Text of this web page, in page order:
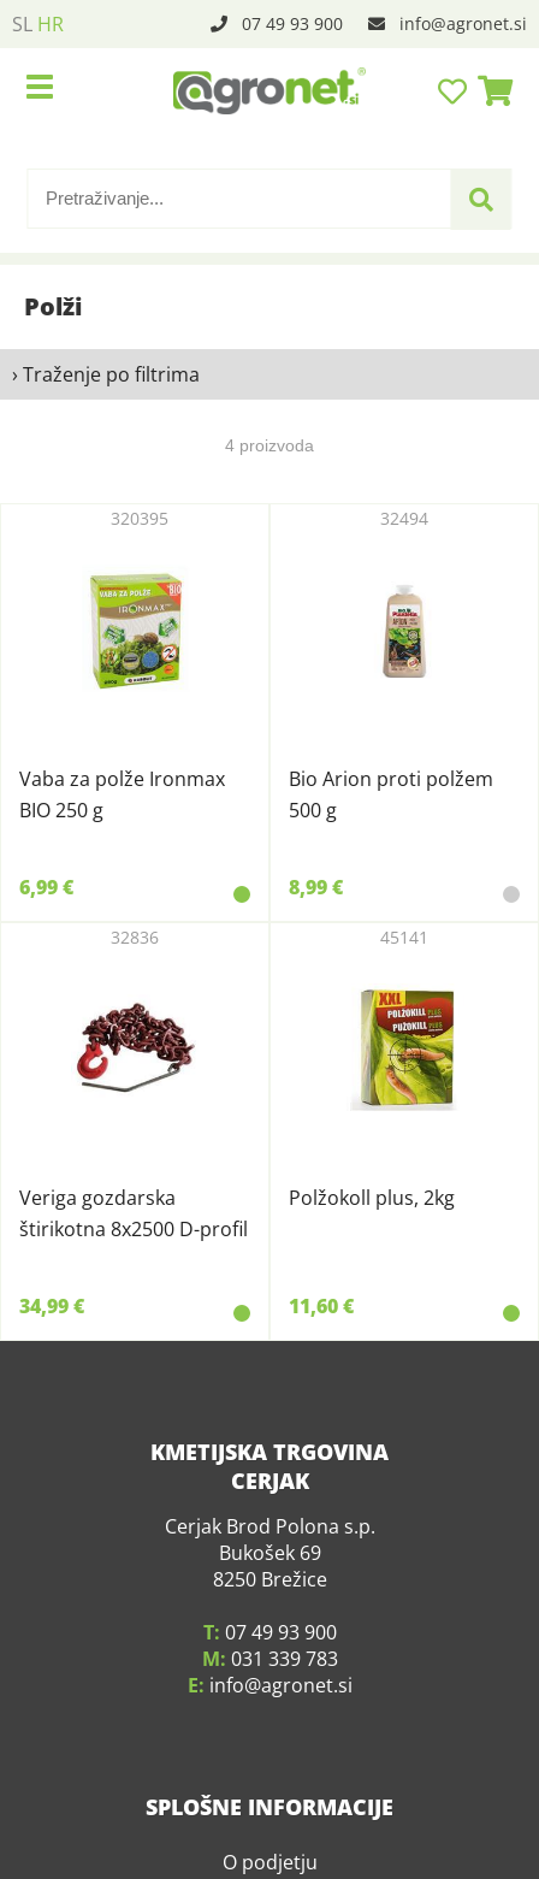
SL HR 07 49 93 900 info agronet.si
Polži
› Traženje po filtrima
4 proizvoda
Vaba za polže Ironmax
BIO 250 g
320395
6,99 €
Bio Arion proti polžem
500 g
32494
8,99 €
Veriga gozdarska
štirikotna 8x2500 D-profil
32836
34,99 €
Polžokoll plus, 2kg
45141
11,60 €
KMETIJSKA TRGOVINA
CERJAK
Cerjak Brod Polona s.p.
Bukošek 69
8250 Brežice
T: 07 49 93 900
M: 031 339 783
E: info agronet.si
SPLOŠNE INFORMACIJE
O podjetju